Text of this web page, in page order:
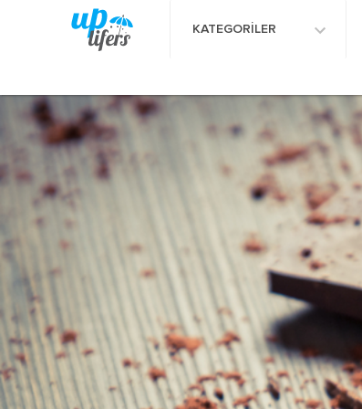
KATEGORİLER